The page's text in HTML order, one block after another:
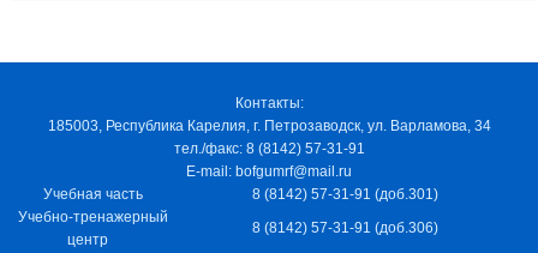
Контакты:
185003, Республика Карелия, г. Петрозаводск, ул. Варламова, 34
тел./факс: 8 (8142) 57-31-91
E-mail: bofgumrf@mail.ru
Учебная часть
8 (8142) 57-31-91 (доб.301)
Учебно-тренажерный
центр
8 (8142) 57-31-91 (доб.306)